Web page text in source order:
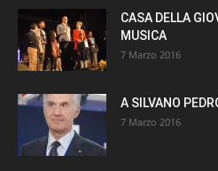
CASA DELLA
MUSICA
7 Marzo 2016
A SILVANO
7 Marzo 2016